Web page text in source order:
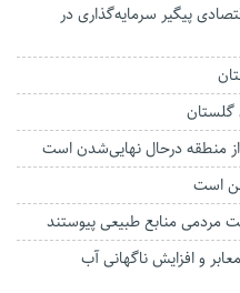
با ۱۱ هلدینگ اقتصادی پیگیر سرمایه‌گذاری در
گلستان
منطقه درحال نهایی‌شدن است
است
و افزایش ناگهانی آب